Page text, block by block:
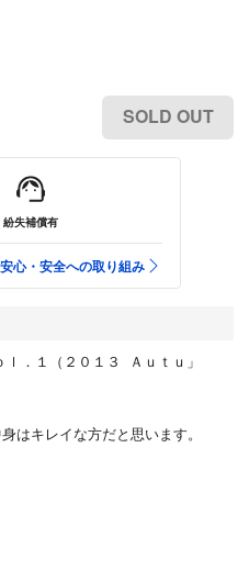
SOLD OUT
紛失補償有
心・安全への取り組み
ｌ．１（２０１３ Ａｕｔｕ」
はキレイな方だと思います。